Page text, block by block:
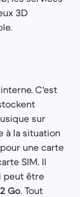
3D
C'est
sur
à la situation
une carte
SIM. Il
peut être
Go. Tout